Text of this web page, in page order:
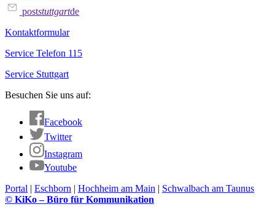
poststuttgartde
Kontaktformular
Service Telefon 115
Service Stuttgart
Besuchen Sie uns auf:
Facebook
Twitter
Instagram
Youtube
Portal | Eschborn | Hochheim am Main | Schwalbach am Taunus
© KiKo – Büro für Kommunikation